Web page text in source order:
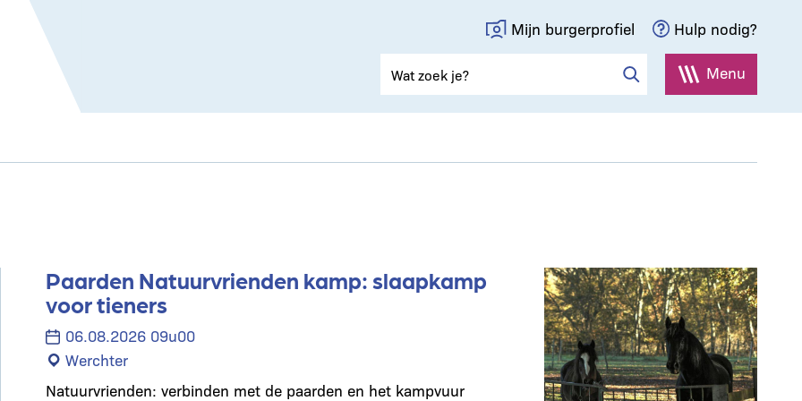
Mijn burgerprofiel Hulp nodig?
Menu
Paarden Natuurvrienden kamp: slaapkamp
voor tieners
06.08.2026 09u00
Werchter
Natuurvrienden: verbinden met de paarden en het kampvuur